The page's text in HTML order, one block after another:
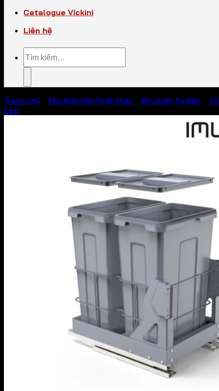
Catalogue Vickini
Liên hệ
Tìm
kiếm:
Trang chủ Phụ Kiện Nội Thất Khác Phụ Kiện Tủ Bếp
Lọc